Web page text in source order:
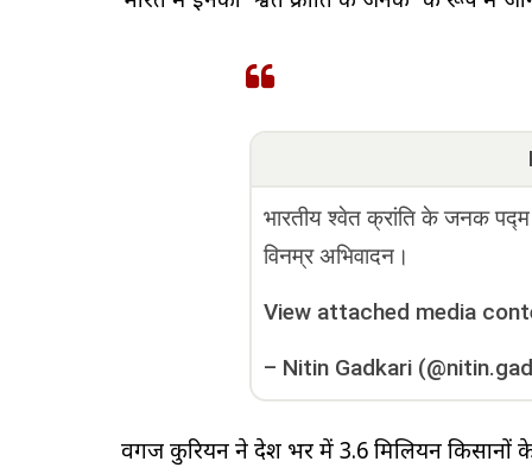
भारतीय श्वेत क्रांति के जनक पद्म
विनम्र अभिवादन।
View attached media
– Nitin Gadkari
वर्गीज कुरियन ने देश भर में 3.6 मिलियन किसानों